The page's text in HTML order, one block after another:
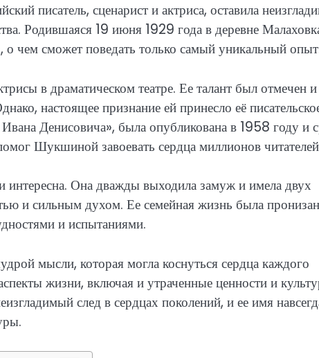
писатель, сценарист и актриса, оставила
Родившаяся 19 июня 1929 года в деревне
чем сможет поведать только самый уникальный
в драматическом театре. Ее талант был отмечен
настоящее признание ей принесло её
Денисовича», была опубликована в 1958 году и
Шукшиной завоевать сердца миллионов
Она дважды выходила замуж и имела двух
и сильным духом. Ее семейная жизнь была
и испытаниями.
мысли, которая могла коснуться сердца каждого
жизни, включая и утраченные ценности и
след в сердцах поколений, и ее имя